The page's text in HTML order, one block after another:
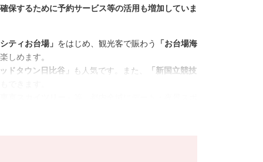
保するために予約サービス等の活用も増加していま
ティお台場」 をはじめ、観光客で賑わう
「お台場海
しめます。
ドタウン日比谷」 も人気です。また、
「新国立競技